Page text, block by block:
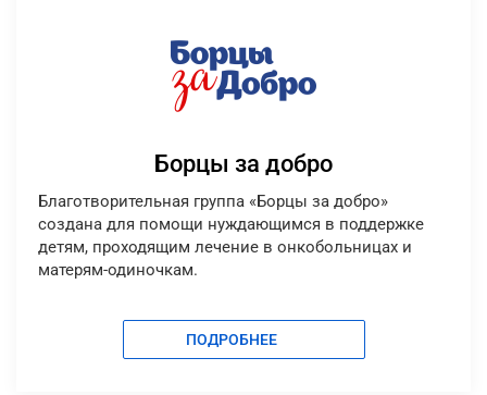
Борцы за добро
Благотворительная группа «Борцы за добро»
создана для помощи нуждающимся в поддержке
детям, проходящим лечение в онкобольницах и
матерям-одиночкам.
ПОДРОБНЕЕ